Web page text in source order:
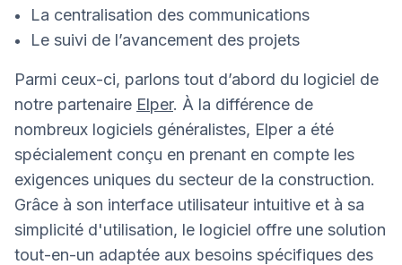
La centralisation des communications
Le suivi de l’avancement des projets
Parmi ceux-ci, parlons tout d’abord du logiciel de
notre partenaire Elper. À la différence de
nombreux logiciels généralistes, Elper a été
spécialement conçu en prenant en compte les
exigences uniques du secteur de la construction.
Grâce à son interface utilisateur intuitive et à sa
simplicité d'utilisation, le logiciel offre une solution
tout-en-un adaptée aux besoins spécifiques des